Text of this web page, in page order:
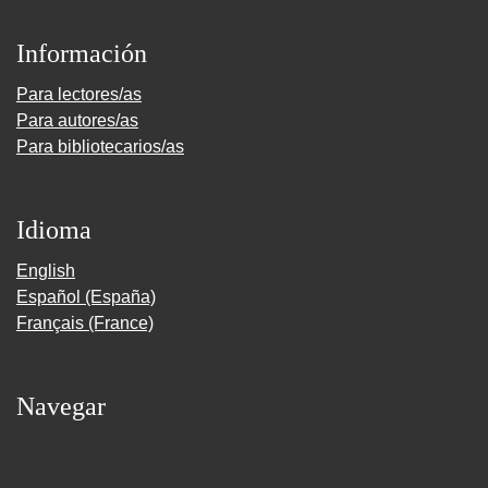
Información
Para lectores/as
Para autores/as
Para bibliotecarios/as
Idioma
English
Español (España)
Français (France)
Navegar